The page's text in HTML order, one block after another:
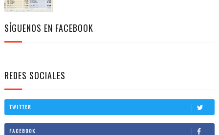
SÍGUENOS EN FACEBOOK
REDES SOCIALES
TWITTER
FACEBOOK